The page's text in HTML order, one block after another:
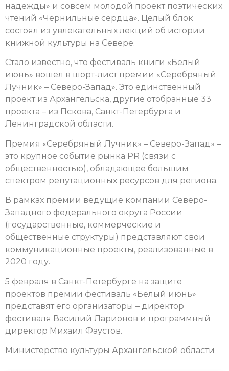
надежды» и совсем молодой проект поэтических
чтений «Чернильные сердца». Целый блок
состоял из увлекательных лекций об истории
книжной культуры на Севере.
Стало известно, что фестиваль книги «Белый
июнь» вошел в шорт-лист премии «Серебряный
Лучник» – Северо-Запад». Это единственный
проект из Архангельска, другие отобранные 33
проекта – из Пскова, Санкт-Петербурга и
Ленинградской области.
Премия «Серебряный Лучник» – Северо-Запад» –
это крупное событие рынка PR (связи с
общественностью), обладающее большим
спектром репутационных ресурсов для региона.
В рамках премии ведущие компании Северо-
Западного федерального округа России
(государственные, коммерческие и
общественные структуры) представляют свои
коммуникационные проекты, реализованные в
2020 году.
5 февраля в Санкт-Петербурге на защите
проектов премии фестиваль «Белый июнь»
представят его организаторы – директор
фестиваля Василий Ларионов и программный
директор Михаил Фаустов.
Министерство культуры Архангельской области